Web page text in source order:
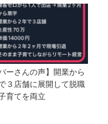
ーさんの声】開業から
３店舗に展開して脱職
育てを両立